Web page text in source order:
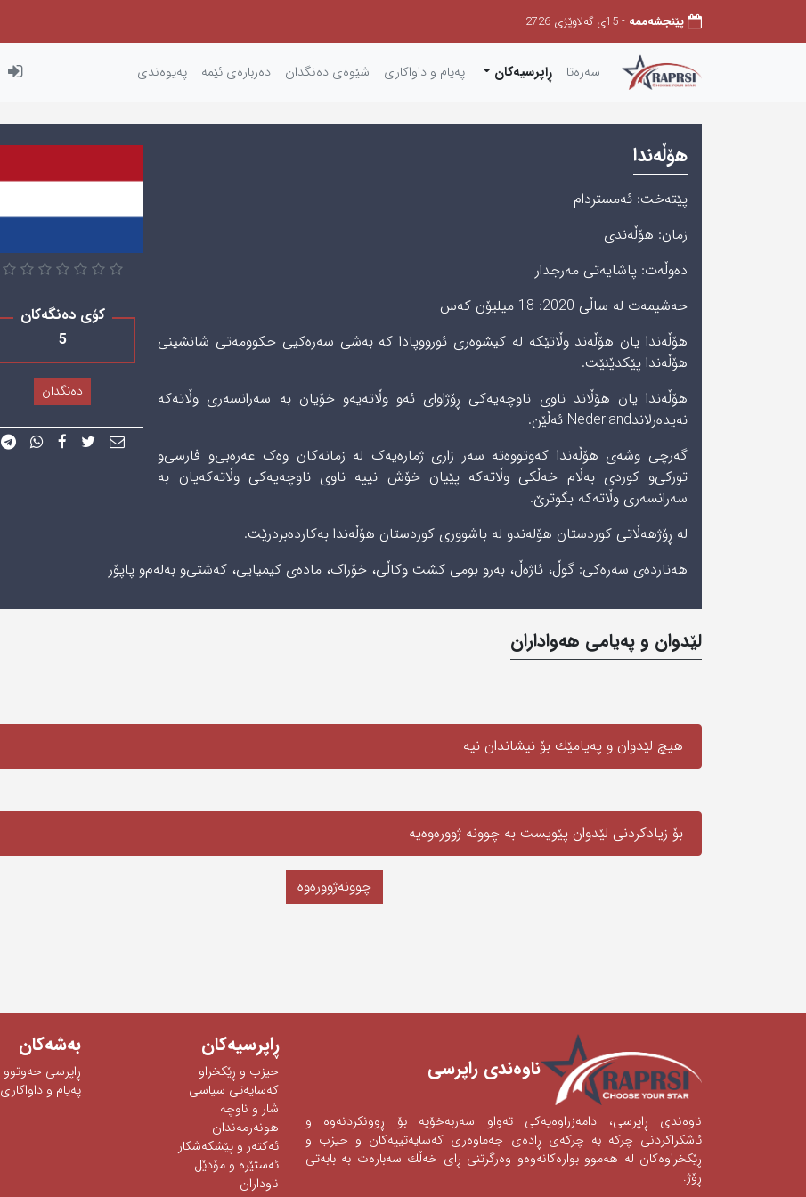
پێنجشەممه - 15ی گەلاوێژی 2726
سەرەتا ڕاپرسیەکان په‌یام و داواكاری‌ شێوه‌ی‌ ده‌نگدان دەربارەی ئێمه پەیوەندی
کۆی دەنگەکان
5
دەنگدان
ھۆڵەندا
پێته‌خت: ئەمستردام
زمان: هۆڵەندی
دەوڵەت: پاشایەتی مەرجدار
حه‌شیمه‌ت له‌ ساڵی‌ 2020: 18 میلیۆن‌ كه‌س
ھۆڵەندا يان ھۆڵەند وڵاتێکە لە کیشوەری ئورووپادا کە بەشی سەرەکیی حکوومەتی شانشینی
ھۆڵەندا پێکدێنێت.
ھۆڵەندا یان ھۆڵاند ناوی ناوچەیەکی ڕۆژاوای ئەو وڵاتەیە‌و خۆیان بە سەرانسەری وڵاتەکە
نەیدەرلاندNederland ئەڵێن.
گەرچی وشەی ھۆڵەندا کەوتووەتە سەر زاری ژمارەیەک لە زمانەکان وەک عەرەبی‌و فارسی‌و
تورکی‌و کوردی بەڵام خەڵکی وڵاتەکە پێیان خۆش نییە ناوی ناوچەیەکی وڵاتەکەیان بە
سەرانسەری وڵاتەکە بگوترێ.
لە ڕۆژھەڵاتی کوردستان ھۆلەند‌و لە باشووری کوردستان ھۆڵەندا بەکاردەبردرێت.
ھەناردەی سەرەکی: گوڵ، ئاژەڵ، بەرو بومی کشت وکاڵی، خۆراک، مادەی کیمیایی، کەشتی‌و بەلەم‌و پاپۆر
لێدوان و په‌یامی‌ هه‌واداران
هیچ لێدوان و په‌یامێك بۆ نیشاندان نیه‌
بۆ زیادکردنی لێدوان پێویست به‌ چوونە ژوورەوەیه‌
چوونەژوورەوە
ناوه‌ندی ‌راپرسی
ناوه‌ندی‌ ڕاپرسی‌، دامه‌زراوه‌یه‌كی‌ ته‌واو سه‌ربه‌خۆیه‌ بۆ ڕوونكردنه‌وه‌ و
ئاشكراكردنی‌‌ چركه‌ به‌ چركه‌ی‌ ڕاده‌ی‌ جه‌ماوه‌ری‌ كه‌سایه‌تییه‌كان و حیزب و
ڕێكخراوه‌كان له‌ هه‌موو بواره‌كانه‌وه‌‌‌و وه‌رگرتنی‌ ڕای‌ خه‌ڵك سه‌باره‌ت به‌ بابه‌تی‌
ڕۆژ.
ڕاپرسیه‌كان
حیزب و ڕێکخراو
كەسایەتی سیاسی
شار و ناوچە
هونەرمەندان
ئه‌كته‌ر‌ و پێشكه‌شكار
ئه‌ستێره‌ و مۆدێل
ناوداران
به‌شه‌كان
ڕاپرسی‌ حه‌وتوو
په‌یام و داواكاری‌